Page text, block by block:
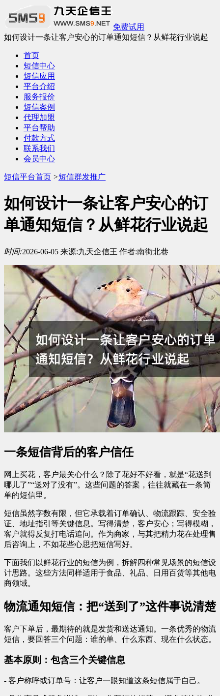
免费试用
如何设计一条让客户安心的订单通知短信？从鲜花行业说起
首页
短信中心
短信应用
平台介绍
服务报价
短信案例
代理加盟
平台帮助
付款方式
联系我们
会员中心
短信平台首页 >短信群发推广
如何设计一条让客户安心的订
单通知短信？从鲜花行业说起
时间:2026-06-05 来源:九天企信王 作者:南街北巷
一条短信背后的客户信任
网上买花，客户最关心什么？除了花好不好看，就是“花送到
哪儿了”“送对了没有”。这些问题的答案，往往就藏在一条简
单的短信里。
短信虽然字数有限，但它承载着订单确认、物流跟踪、安全验
证、地址指引等关键信息。写得清楚，客户安心；写得模糊，
客户就得反复打电话追问。作为商家，与其把精力花在处理售
后咨询上，不如花些心思把短信写好。
下面我们以鲜花行业的短信为例，拆解四种常见场景的短信设
计思路。这些方法同样适用于食品、礼品、日用百货等其他电
商领域。
物流通知短信：把“送到了”这件事说清楚
客户下单后，最期待的就是发货和送达通知。一条优秀的物流
短信，要回答三个问题：谁的单、什么东西、现在什么状态。
基本原则：包含三个关键信息
- 客户称呼或订单号：让客户一眼知道这条短信属于自己。